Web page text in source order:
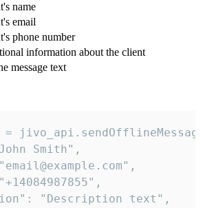
name
email
phone number
information about the client
message text
Smith",
"Description text",